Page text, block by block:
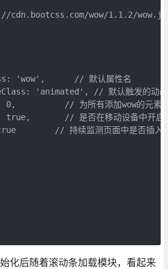
wow/1.1.2/
'wow',      // 默认属性名
'animated', // 默认触发的动
// 为所有添加wow的元素
// 是否在移动设备中开启
// 持续监测页面中是否插入
化后随着滚动条加载模块，看起来